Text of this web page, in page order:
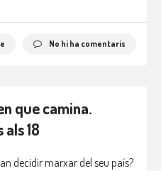
No hi ha comentaris
que camina.
18
decidir marxar del seu país?